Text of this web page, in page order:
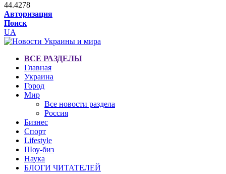
44.4278
Авторизация
Поиск
UA
ВСЕ РАЗДЕЛЫ
Главная
Украина
Город
Мир
Все новости раздела
Россия
Бизнес
Спорт
Lifestyle
Шоу-биз
Наука
БЛОГИ ЧИТАТЕЛЕЙ